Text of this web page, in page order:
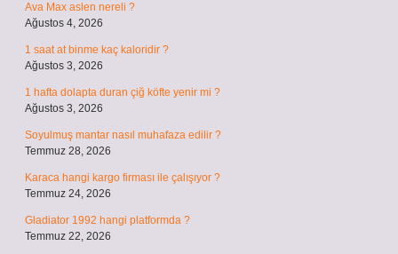
Ava Max aslen nereli ?
Ağustos 4, 2026
1 saat at binme kaç kaloridir ?
Ağustos 3, 2026
1 hafta dolapta duran çiğ köfte yenir mi ?
Ağustos 3, 2026
Soyulmuş mantar nasıl muhafaza edilir ?
Temmuz 28, 2026
Karaca hangi kargo firması ile çalışıyor ?
Temmuz 24, 2026
Gladiator 1992 hangi platformda ?
Temmuz 22, 2026